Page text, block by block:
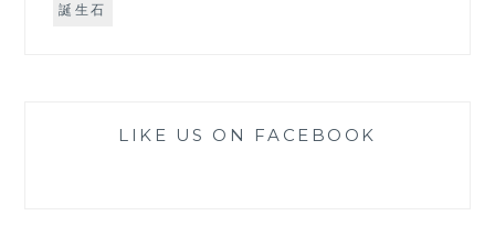
誕生石
LIKE US ON FACEBOOK